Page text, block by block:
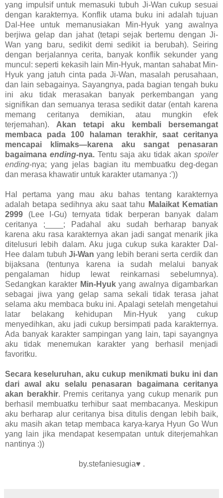
yang impulsif untuk memasuki tubuh Ji-Wan cukup sesuai
dengan karakternya. Konflik utama buku ini adalah tujuan
Dal-Hee untuk memanusiakan Min-Hyuk yang awalnya
berjiwa gelap dan jahat (tetapi sejak bertemu dengan Ji-
Wan yang baru, sedikit demi sedikit ia berubah). Seiring
dengan berjalannya cerita, banyak konflik sekunder yang
muncul: seperti kekasih lain Min-Hyuk, mantan sahabat Min-
Hyuk yang jatuh cinta pada Ji-Wan, masalah perusahaan,
dan lain sebagainya. Sayangnya, pada bagian tengah buku
ini aku tidak merasakan banyak perkembangan yang
signifikan dan semuanya terasa sedikit datar (entah karena
memang ceritanya demikian, atau mungkin efek
terjemahan). Akan tetapi aku kembali bersemangat
membaca pada 100 halaman terakhir, saat ceritanya
mencapai klimaks—karena aku sangat penasaran
bagaimana ending-nya. Tentu saja aku tidak akan spoiler
ending-nya; yang jelas bagian itu membuatku deg-degan
dan merasa khawatir untuk karakter utamanya :'))
Hal pertama yang mau aku bahas tentang karakternya
adalah betapa sedihnya aku saat tahu
Malaikat Kematian
2999 (Lee I-Gu) ternyata tidak berperan banyak dalam
ceritanya ;____; Padahal aku sudah berharap banyak
karena aku rasa karakternya akan jadi sangat menarik jika
ditelusuri lebih dalam. Aku juga cukup suka karakter Dal-
Hee dalam tubuh Ji-Wan yang lebih berani serta cerdik dan
bijaksana (tentunya karena ia sudah melalui banyak
pengalaman hidup lewat reinkarnasi sebelumnya).
Sedangkan karakter Min-Hyukyang awalnya digambarkan
sebagai jiwa yang gelap sama sekali tidak terasa jahat
selama aku membaca buku ini. Apalagi setelah mengetahui
latar belakang kehidupan Min-Hyuk yang cukup
menyedihkan, aku jadi cukup bersimpati pada karakternya.
Ada banyak karakter sampingan yang lain, tapi sayangnya
aku tidak menemukan karakter yang berhasil menjadi
favoritku.
Secara keseluruhan, aku cukup menikmati buku ini dan
dari awal aku selalu penasaran bagaimana ceritanya
akan berakhir. Premis ceritanya yang cukup menarik pun
berhasil membuatku terhibur saat membacanya. Meskipun
aku berharap alur ceritanya bisa ditulis dengan lebih baik,
aku masih akan tetap membaca karya-karya Hyun Go Wun
yang lain jika mendapat kesempatan untuk diterjemahkan
nantinya :))
by.stefaniesugia♥ .